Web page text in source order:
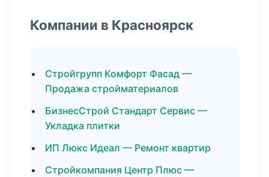
Компании в Красноярск
Стройгрупп Комфорт Фасад —
Продажа стройматериалов
БизнесСтрой Стандарт Сервис —
Укладка плитки
ИП Люкс Идеал — Ремонт квартир
Стройкомпания Центр Плюс —